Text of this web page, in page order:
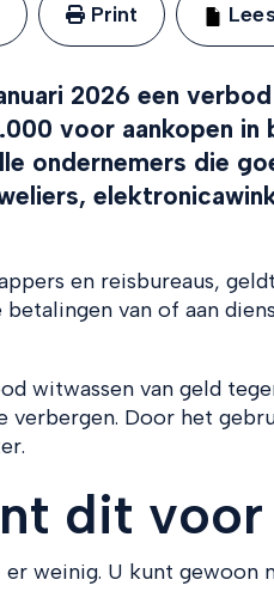
Print
2026 een
voor aankopen in
ondernemers die
en reisbureaus,
van of aan
witwassen van geld
verbergen. Door het
dit voor
weinig. U kunt gewoon